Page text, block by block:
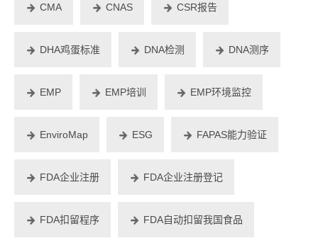
CMA CNAS CSR报告
DHA鸡蛋标准 DNA检测 DNA测序
EMP EMP培训 EMP环境监控
EnviroMap ESG FAPAS能力验证
FDA企业注册 FDA企业注册登记
FDA扣留程序 FDA自动扣留我国食品